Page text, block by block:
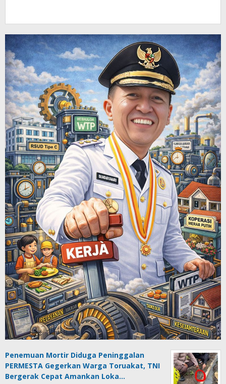
Penemuan Mortir Diduga Peninggalan
PERMESTA Gegerkan Warga Toruakat, TNI
Bergerak Cepat Amankan Loka…